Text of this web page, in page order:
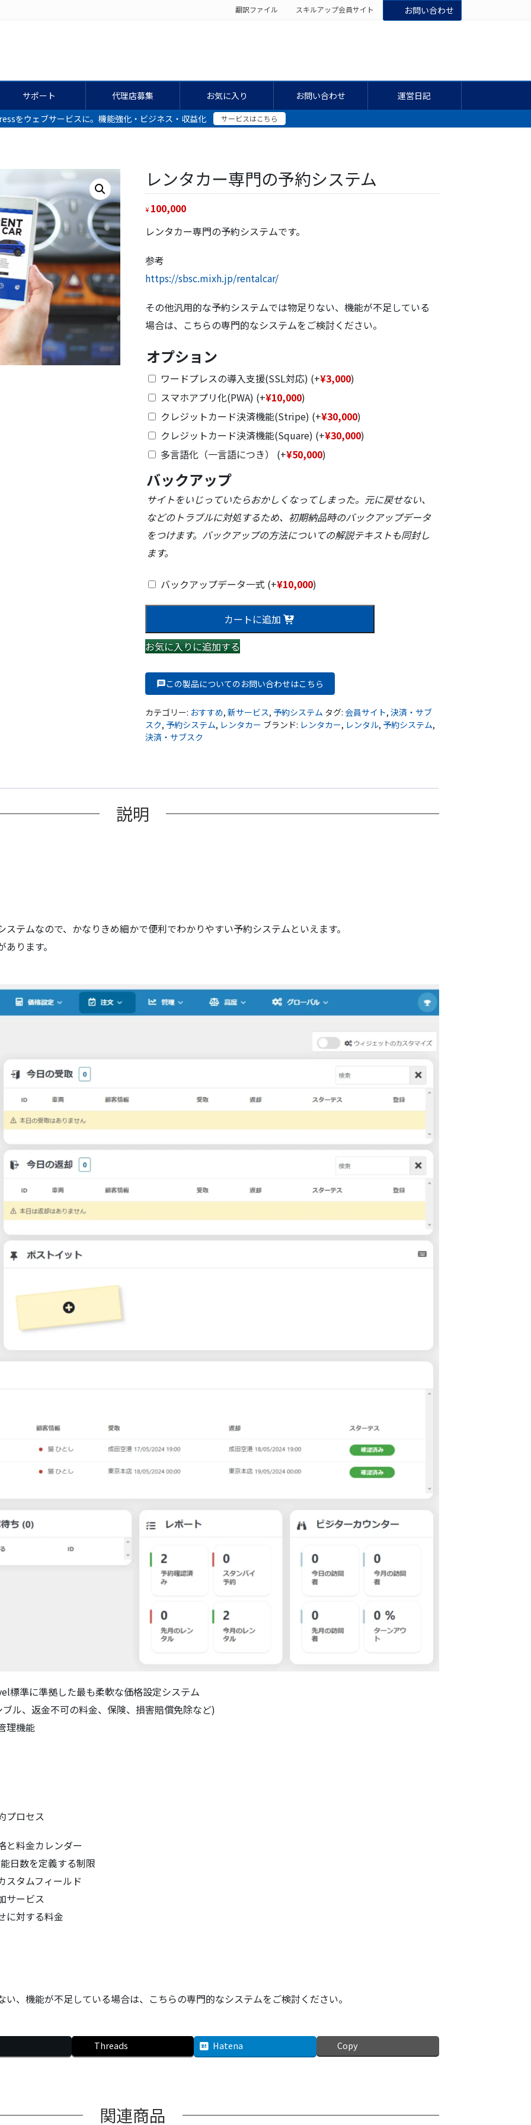
翻訳ファイル スキルアップ会員サイト お問い合わせ
サポート 代理店募集 お気に入り お問い合わせ
運営日記
をウェブサービスに。機能強化・ビジネス・収益化
サービスはこちら
レンタカー専門の予約システム
¥ 100,000
レンタカー専門の予約システムです。
参考
https://sbsc.mixh.jp/rentalcar/
その他汎用的な予約システムでは物足りない、機能が不足している
場合は、こちらの専門的なシステムをご検討ください。
オプション
ワードプレスの導入支援(SSL対応) (+¥3,000)
スマホアプリ化(PWA) (+¥10,000)
クレジットカード決済機能(Stripe) (+¥30,000)
クレジットカード決済機能(Square) (+¥30,000)
多言語化（一言語につき） (+¥50,000)
バックアップ
サイトをいじっていたらおかしくなってしまった。元に戻せない、
などのトラブルに対処するため、初期納品時のバックアップデータ
をつけます。バックアップの方法についての解説テキストも同封し
ます。
バックアップデータ一式 (+¥10,000)
タ
カ
門
の
予
約
個
カートに追加
お気に入りに追加する
この製品についてのお問い合わせはこちら
カテゴリー: おすすめ, 新サービス, 予約システム タグ: 会員サイト, 決済・サブ
スク, 予約システム, レンタカー ブランド: レンタカー, レンタル, 予約システム,
決済・サブスク
説明
テムなので、かなりきめ細かで便利でわかりやすい予約システムといえます。
ります。
標準に準拠した最も柔軟な価格設定システム
ル、返金不可の料金、保険、損害賠償免除など)
理機能
プロセス
と料金カレンダー
日数を定義する制限
スタムフィールド
サービス
に対する料金
、機能が不足している場合は、こちらの専門的なシステムをご検討ください。
Threads Hatena Copy
関連商品